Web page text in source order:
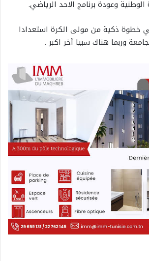
الوطنية وعودة برنامج الاحد الرياضي.
خطوة ذكية من مولى الكرة استعدادا
وربما هناك سبيا آخر اكبر .